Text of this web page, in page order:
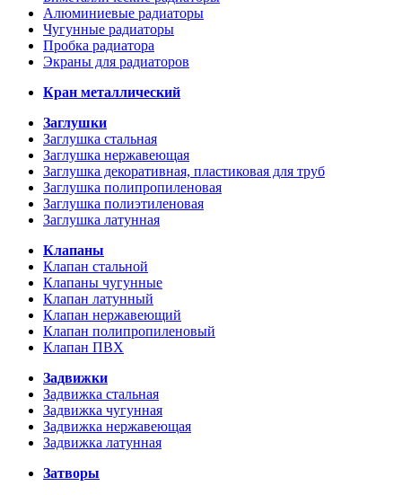
Алюминиевые радиаторы
Чугунные радиаторы
Пробка радиатора
Экраны для радиаторов
Кран металлический
Заглушки
Заглушка стальная
Заглушка нержавеющая
Заглушка декоративная, пластиковая для труб
Заглушка полипропиленовая
Заглушка полиэтиленовая
Заглушка латунная
Клапаны
Клапан стальной
Клапаны чугунные
Клапан латунный
Клапан нержавеющий
Клапан полипропиленовый
Клапан ПВХ
Задвижки
Задвижка стальная
Задвижка чугунная
Задвижка нержавеющая
Задвижка латунная
Затворы